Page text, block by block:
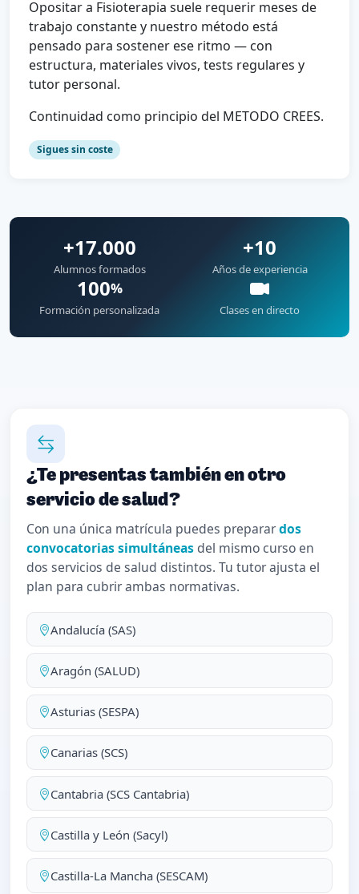
Opositar a Fisioterapia suele requerir meses de
trabajo constante y nuestro método está
pensado para sostener ese ritmo — con
estructura, materiales vivos, tests regulares y
tutor personal.
Continuidad como principio del METODO CREES.
Sigues sin coste
+17.000
Alumnos formados
+10
Años de experiencia
100%
Formación personalizada Clases en directo
¿Te presentas también en otro
servicio de salud?
Con una única matrícula puedes preparardos
convocatorias simultáneas del mismo curso en
dos servicios de salud distintos. Tu tutor ajusta el
plan para cubrir ambas normativas.
Andalucía (SAS)
Aragón (SALUD)
Asturias (SESPA)
Canarias (SCS)
Cantabria (SCS Cantabria)
Castilla y León (Sacyl)
Castilla-La Mancha (SESCAM)